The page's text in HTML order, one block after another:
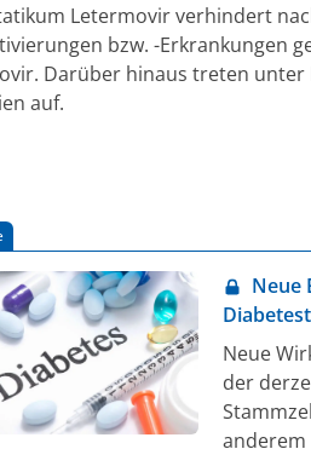
Letermovir verhindert
bzw. -Erkrankungen
Darüber hinaus treten
auf.
Neue
Neue
der
anderem